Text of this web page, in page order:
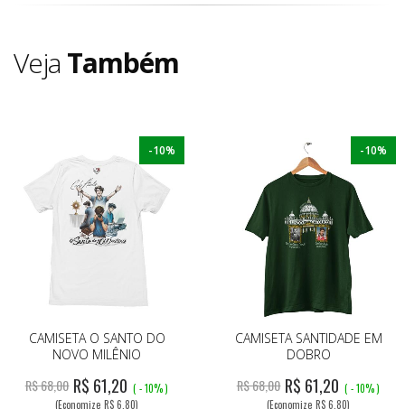
Veja Também
-10%
CAMISETA O SANTO DO
NOVO MILÊNIO
R$ 68,00 R$ 61,20 ( - 10% )
(Economize R$ 6,80)
-10%
CAMISETA SANTIDADE EM
DOBRO
R$ 68,00 R$ 61,20 ( - 10% )
(Economize R$ 6,80)